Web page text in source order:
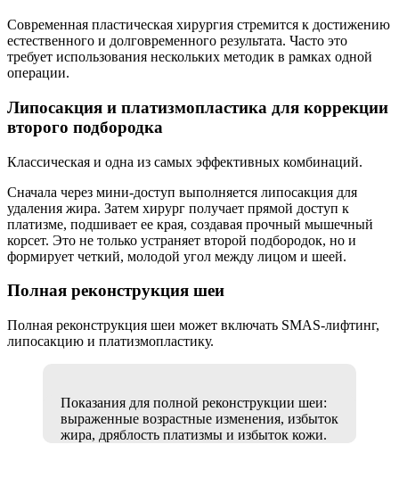
Современная пластическая хирургия стремится к достижению
естественного и долговременного результата. Часто это
требует использования нескольких методик в рамках одной
операции.
Липосакция и платизмопластика для коррекции
второго подбородка
Классическая и одна из самых эффективных комбинаций.
Сначала через мини-доступ выполняется липосакция для
удаления жира. Затем хирург получает прямой доступ к
платизме, подшивает ее края, создавая прочный мышечный
корсет. Это не только устраняет второй подбородок, но и
формирует четкий, молодой угол между лицом и шеей.
Полная реконструкция шеи
Полная реконструкция шеи может включать SMAS-лифтинг,
липосакцию и платизмопластику.
Показания для полной реконструкции шеи:
выраженные возрастные изменения, избыток
жира, дряблость платизмы и избыток кожи.